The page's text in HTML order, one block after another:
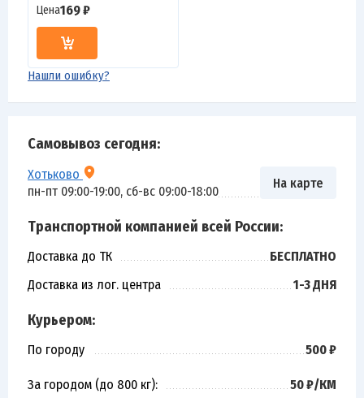
Самовывоз сегодня:
Хотьково
пн-пт 09:00-19:00, сб-вс 09:00-18:00
На карте
Транспортной компанией всей России:
Доставка до ТК
БЕСПЛАТНО
Доставка из лог. центра
1-3 ДНЯ
Курьером:
По городу 500 ₽
За городом (до 800 кг): 50 ₽/КМ
Цена169 ₽
Нашли ошибку?